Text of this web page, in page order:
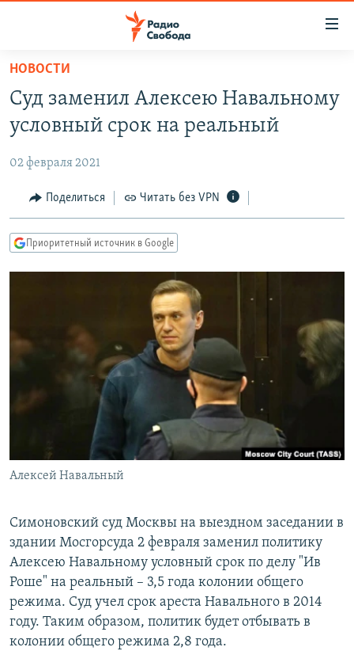
упрощенного
доступа
основному
Вернутся
главной
навигации
Вернутся
ПОДКАСТЫ
АВТОРСКИЕ ПРОЕКТЫ
ЦИТАТЫ СВОБОДЫ
МНЕНИЯ
IDEL.РЕАЛИИ
СИБИРЬ.РЕАЛИИ
РАСПИСАНИЕ ВЕЩАНИЯ
ПОДПИШИТЕСЬ НА РАССЫЛКУ
СОЦИАЛЬНЫЕ СЕТИ
Все сайты РСЕ/РС
НОВОСТИ
Суд заменил Алексею Навальному
условный срок на реальный
02 февраля 2021
Поделиться Читать без VPN
Приоритетный источник в Google
Алексей Навальный
Симоновский суд Москвы на выездном заседании в
здании Мосгорсуда 2 февраля заменил политику
Алексею Навальному условный срок по делу "Ив
Роше" на реальный – 3,5 года колонии общего
режима. Суд учел срок ареста Навального в 2014
году. Таким образом, политик будет отбывать в
колонии общего режима 2,8 года.